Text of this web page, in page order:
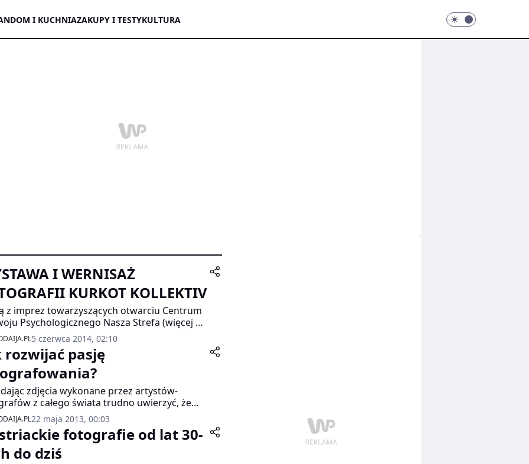
DOM I KUCHNIAZAKUPY I TESTYKULTURA
I WERNISAŻ
KURKOT KOLLEKTIV
z imprez towarzyszących otwarciu Centrum
Psychologicznego Nasza Strefa (więcej na
tutaj) będzie wystawa i wernisaż
KURKOT KOLLEKTIV.
5 czerwca 2014, 02:10
rozwijać pasję
zdjęcia wykonane przez artystów-
z całego świata trudno uwierzyć, że
fotografia była uważana za rzemiosło, a nie
22 maja 2013, 00:03
fotografie od lat 30-
do dziś